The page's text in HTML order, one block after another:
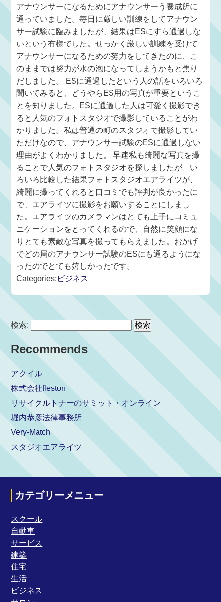
アナウンサーになるためにアナウンサーう養成所に
通っていました。毎日に厳しい訓練をしてアナウン
サー試験に臨みましたが、結果はESにすら通過しな
いという有様でした。せっかく厳しい訓練を受けて
アナウンサーになるための努力をしてきたのに、こ
のままでは努力が水の泡になってしまうかもと焦り
だしました。 ESに通過したという人の話をいろいろ
聞いてみると、どうやらES用の写真が重要というこ
とを知りました。ESに通過した人は可愛く撮影でき
ると人気のフォトスタジオで撮影していることがわ
かりました。私は普通の町のスタジオで撮影してい
ただけなので、アナウンサー試験のESに通過しない
理由がよくわかりました。 早速私も綺麗な写真を撮
ることで人気のフォトスタジオを探しましたが、い
ろいろ比較した結果フォトスタジオエアライツが、
綺麗に撮ってくれると口コミでも評判が良かったに
で、エアライツに撮影をお願いすることにしまし
た。エアライツのカメラマンはとても上手にコミュ
ニケーションをとってくれるので、自然に笑顔にな
りとても素敵な写真を撮ってもらえました。おかげ
でどの局のアナウンサー試験のESにも通るようにな
ったのでとても嬉しかったです。
Categories: ビジネス
検索:
Recommends
アクイル
株式会社fleston
リサイクルトナーのサミット・オンライン
堀内恭彦法律事務所
Very-Match
スタジオエアライツ
カテゴリーメニュー
スクール
自動車
サービス
建築
住宅
生活
ビジネス